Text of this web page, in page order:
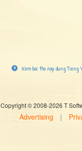
Xem bai tho nay dung Tieng
Copyright © 2008-2026 T
Advertising |